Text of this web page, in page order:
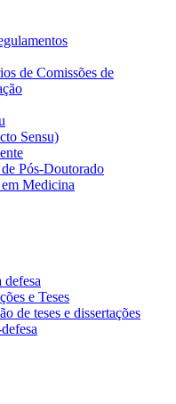
de Comissões de
Sensu)
Pós-Doutorado
Medicina
defesa
e Teses
de teses e dissertações